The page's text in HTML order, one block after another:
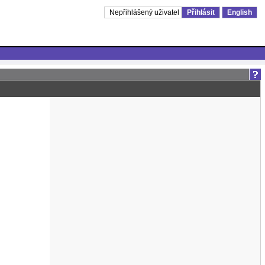
Nepřihlášený uživatel Přihlásit English